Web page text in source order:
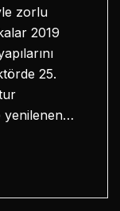
zorlu
2019
25.
yenilenen…